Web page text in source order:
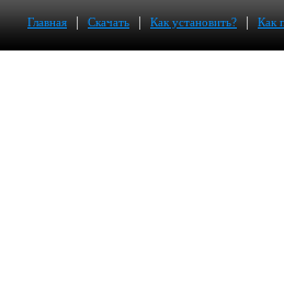
Главная | Скачать | Как установить? | Как